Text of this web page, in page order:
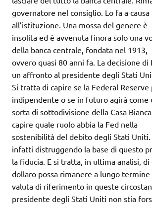
governatore nel consiglio. Lo fa a
all’istituzione. Una mossa del genere è
insolita ed è avvenuta finora solo una
della banca centrale, fondata nel 1913,
ovvero quasi 80 anni fa. La decisione di
un affronto al presidente degli Stati
Si tratta di capire se la Federal
indipendente o se in futuro agirà come
sorta di sottodivisione della Casa
capire quale ruolo abbia la Fed nella
sostenibilità del debito degli Stati Uniti.
infatti distruggendo la base di questo
la fiducia. E si tratta, in ultima analisi, di
dollaro possa rimanere a lungo termine
valuta di riferimento in queste
presidente degli Stati Uniti non stia